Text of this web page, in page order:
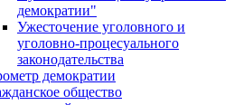
демократии"
Ужесточение уголовного и
уголовно-процесуального
законодательства
демократии
общество